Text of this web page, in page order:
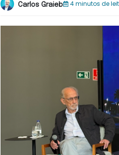
Carlos Graieb 4 minutos de